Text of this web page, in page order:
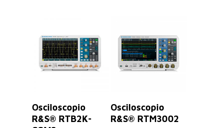
hasta
26.930,00 €
Leer Más
Osciloscopio
R&S® RTB2K-
Leer Más
Osciloscopio
R&S® RTM3002